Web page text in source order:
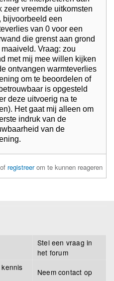
zeer vreemde uitkomsten
bijvoorbeeld een
van 0 voor een
die grenst aan grond
Vraag: zou
met mij mee willen kijken
ontvangen warmteverlies
om te beoordelen of
is opgesteld
deze uitvoerig na te
Het gaat mij alleen om
indruk van de
van de
of registreerom te kunnen reageren
Stel een vraag in
het forum
Neem contact op